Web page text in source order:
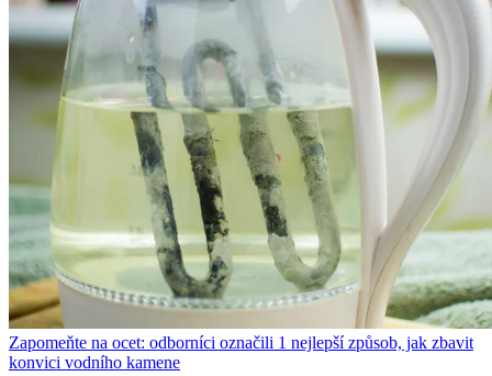
Zapomeňte na ocet: odborníci označili 1 nejlepší způsob, jak zbavit
konvici vodního kamene